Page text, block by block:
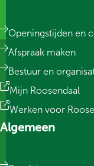
Openingstijden en
Afspraak maken
Bestuur en
Mijn Roosendaal
Werken voor
Algemeen